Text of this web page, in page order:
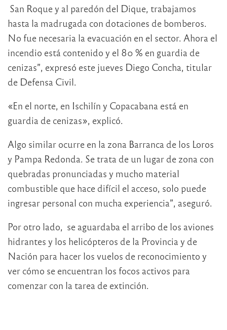
San Roque y al paredón del Dique, trabajamos
hasta la madrugada con dotaciones de bomberos.
No fue necesaria la evacuación en el sector. Ahora el
incendio está contenido y el 80 % en guardia de
cenizas”, expresó este jueves Diego Concha, titular
de Defensa Civil.
«En el norte, en Ischilín y Copacabana está en
guardia de cenizas», explicó.
Algo similar ocurre en la zona Barranca de los Loros
y Pampa Redonda. Se trata de un lugar de zona con
quebradas pronunciadas y mucho material
combustible que hace difícil el acceso, solo puede
ingresar personal con mucha experiencia”, aseguró.
Por otro lado, se aguardaba el arribo de los aviones
hidrantes y los helicópteros de la Provincia y de
Nación para hacer los vuelos de reconocimiento y
ver cómo se encuentran los focos activos para
comenzar con la tarea de extinción.